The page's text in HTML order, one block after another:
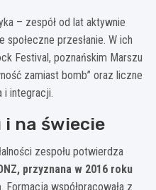
– zespół od lat aktywnie
przesłanie. W ich
Festival, poznańskim Marszu
zamiast bomb” oraz liczne
i integracji.
i na świecie
zespołu potwierdza
przyznana w 2016 roku
. Formacja współpracowała z